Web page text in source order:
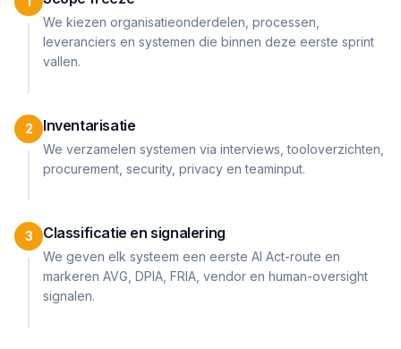
We kiezen organisatieonderdelen, processen,
leveranciers en systemen die binnen deze eerste sprint
vallen.
2 Inventarisatie
We verzamelen systemen via interviews, tooloverzichten,
procurement, security, privacy en teaminput.
3 Classificatie en signalering
We geven elk systeem een eerste AI Act-route en
markeren AVG, DPIA, FRIA, vendor en human-oversight
signalen.